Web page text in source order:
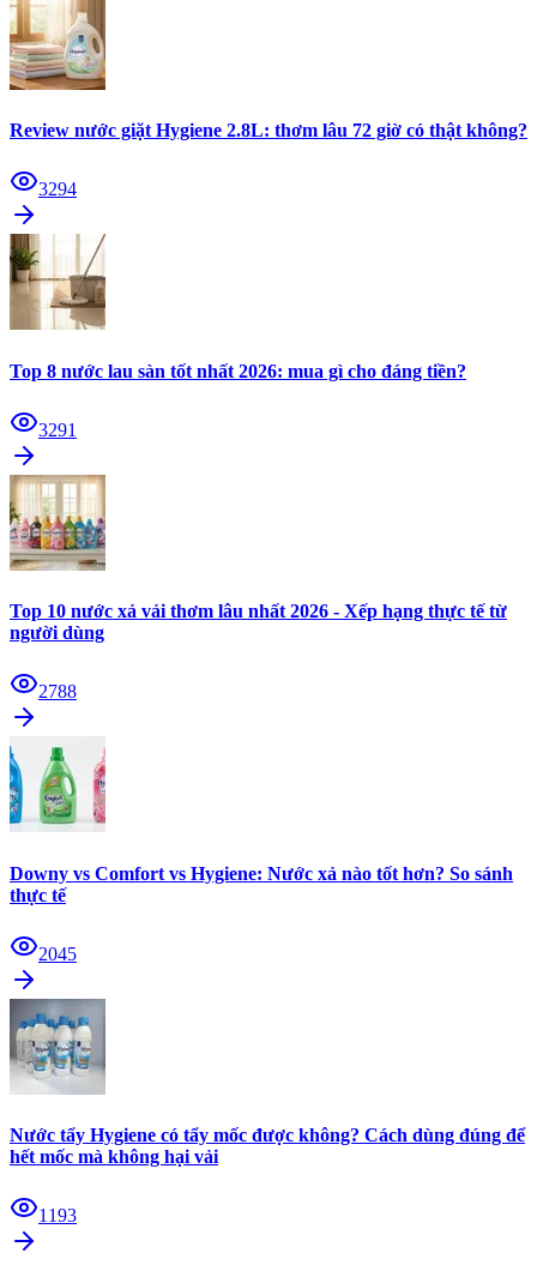
Review nước giặt Hygiene 2.8L: thơm lâu 72 giờ có thật không?
3294
Top 8 nước lau sàn tốt nhất 2026: mua gì cho đáng tiền?
3291
Top 10 nước xả vải thơm lâu nhất 2026 - Xếp hạng thực tế từ
người dùng
2788
Downy vs Comfort vs Hygiene: Nước xả nào tốt hơn? So sánh
thực tế
2045
Nước tẩy Hygiene có tẩy mốc được không? Cách dùng đúng để
hết mốc mà không hại vải
1193